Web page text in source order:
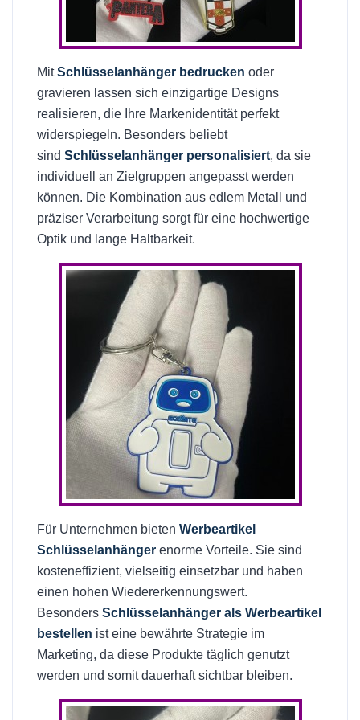
MitSchlüsselanhänger bedrucken oder
gravieren lassen sich einzigartige Designs
realisieren, die Ihre Markenidentität perfekt
widerspiegeln. Besonders beliebt
sind Schlüsselanhänger personalisiert, da sie
individuell an Zielgruppen angepasst werden
können. Die Kombination aus edlem Metall und
präziser Verarbeitung sorgt für eine hochwertige
Optik und lange Haltbarkeit.
Für Unternehmen bieten Werbeartikel
Schlüsselanhänger enorme Vorteile. Sie sind
kosteneffizient, vielseitig einsetzbar und haben
einen hohen Wiedererkennungswert.
Besonders Schlüsselanhänger als Werbeartikel
bestellen ist eine bewährte Strategie im
Marketing, da diese Produkte täglich genutzt
werden und somit dauerhaft sichtbar bleiben.